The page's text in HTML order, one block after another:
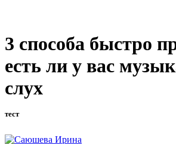
3 способа быстро
есть ли у вас
слух
тест